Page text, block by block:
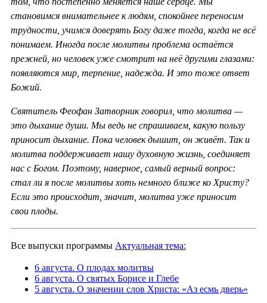
становимся внимательнее к людям, спокойнее переносим
трудности, учимся доверять Богу даже тогда, когда не всё
понимаем. Иногда после молитвы проблема остаётся
прежней, но человек уже смотрит на неё другими глазами:
появляются мир, терпение, надежда. И это тоже ответ
Божий.
Святитель Феофан Затворник говорил, что молитва —
это дыхание души. Мы ведь не спрашиваем, какую пользу
приносит дыхание. Пока человек дышит, он живёт. Так и
молитва поддерживает нашу духовную жизнь, соединяет
нас с Богом. Поэтому, наверное, самый верный вопрос:
стал ли я после молитвы хоть немного ближе ко Христу?
Если это происходит, значит, молитва уже приносит
свои плоды.
Все выпуски программы Актуальная тема:
6 августа. О плодах молитвы
6 августа. О святых Борисе и Глебе
5 августа. О значении слов Христа: «Аз есмь дверь»